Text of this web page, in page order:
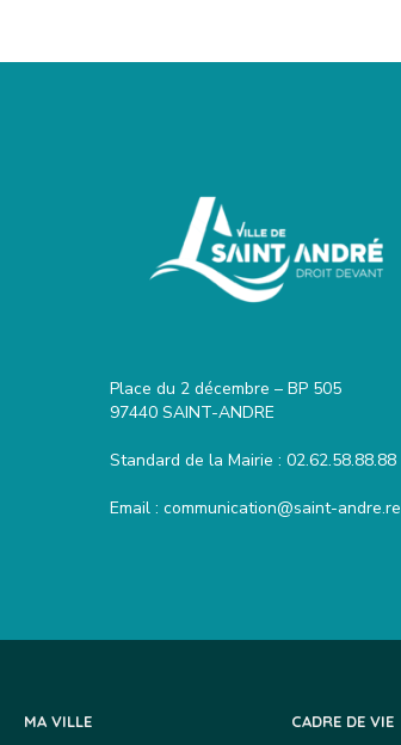
Place du 2 décembre – BP 505
97440 SAINT-ANDRE
Standard de la Mairie : 02.62.58.88.88
Email : communication@saint-andre.re
MA VILLE CADRE DE VIE